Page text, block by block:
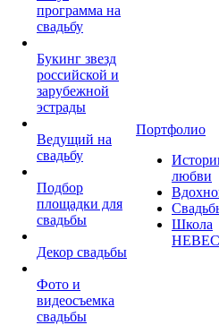
программа на
свадьбу
Букинг звезд
российской и
зарубежной
эстрады
Ведущий на
свадьбу
Подбор
площадки для
свадьбы
Декор свадьбы
Фото и
видеосъемка
свадьбы
Портфолио
любви
Школа